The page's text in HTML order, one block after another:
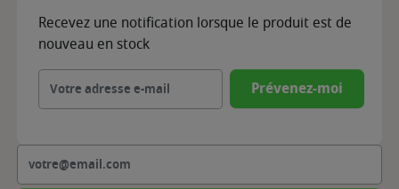
Recevez une notification lorsque le produit est de
nouveau en stock
Prévenez-moi